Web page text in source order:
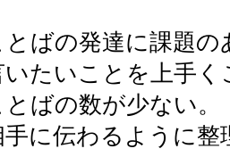
ばの発達に課題の
たいことを上手く
ばの数が少ない。
に伝わるように整